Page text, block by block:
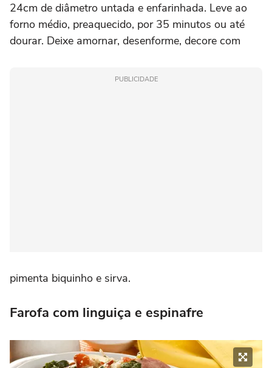
24cm de diâmetro untada e enfarinhada. Leve ao
forno médio, preaquecido, por 35 minutos ou até
dourar. Deixe amornar, desenforme, decore com
PUBLICIDADE
pimenta biquinho e sirva.
Farofa com linguiça e espinafre